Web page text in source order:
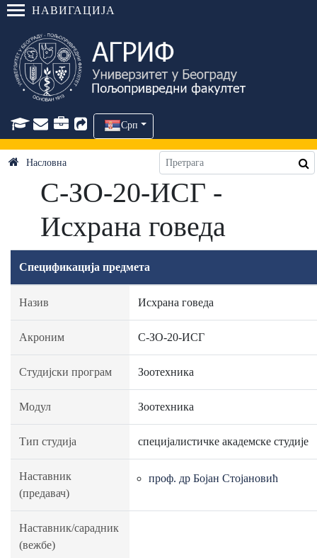
НАВИГАЦИЈА
Срп
Насловна
C-ЗО-20-ИСГ -
Исхрана говеда
Спецификација предмета
Назив Исхрана говеда
Акроним C-ЗО-20-ИСГ
Студијски програм Зоотехника
Модул Зоотехника
Тип студија специјалистичке академске студије
Наставник
(предавач)
проф. др Бојан Стојановић
Наставник/сарадник
(вежбе)